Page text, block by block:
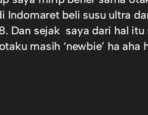
beli susu ultra
sejak saya dari hal itu
masih ‘newbie’ ha